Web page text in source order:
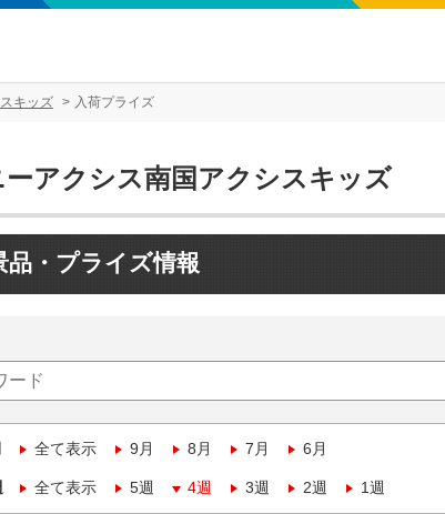
キッズ 入荷プライズ
ーアクシス南国アクシスキッズ
品・プライズ情報
全て表示 9月 8月 7月 6月
全て表示 5週 4週 3週 2週 1週